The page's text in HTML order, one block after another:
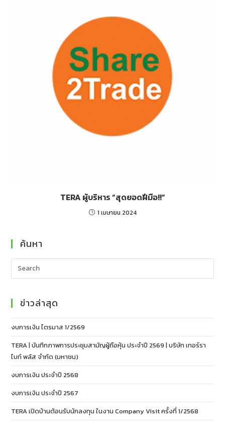
TERA ผู้บริหาร “สุดยอดฝีมือ!!”
1 เมษายน 2024
ค้นหา
ข่าวล่าสุด
งบการเงิน ไตรมาส 1/2569
TERA | บันทึกภาพการประชุมสามัญผู้ถือหุ้น ประจำปี 2569 | บริษัท เทอร์รา
ไบท์ พลัส จำกัด (มหาชน)
งบการเงิน ประจำปี 2568
งบการเงิน ประจำปี 2567
TERA เปิดบ้านต้อนรับนักลงทุน ในงาน Company Visit ครั้งที่ 1/2568